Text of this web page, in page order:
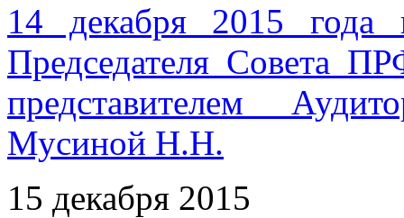
14 декабря 2015 года
Председателя Совета
представителем
Мусиной Н.Н.
15 декабря 2015